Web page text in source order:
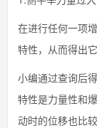
在进行任何一项
特性，从而得出
小编通过查询后
特性是力量性和
动时的位移也比